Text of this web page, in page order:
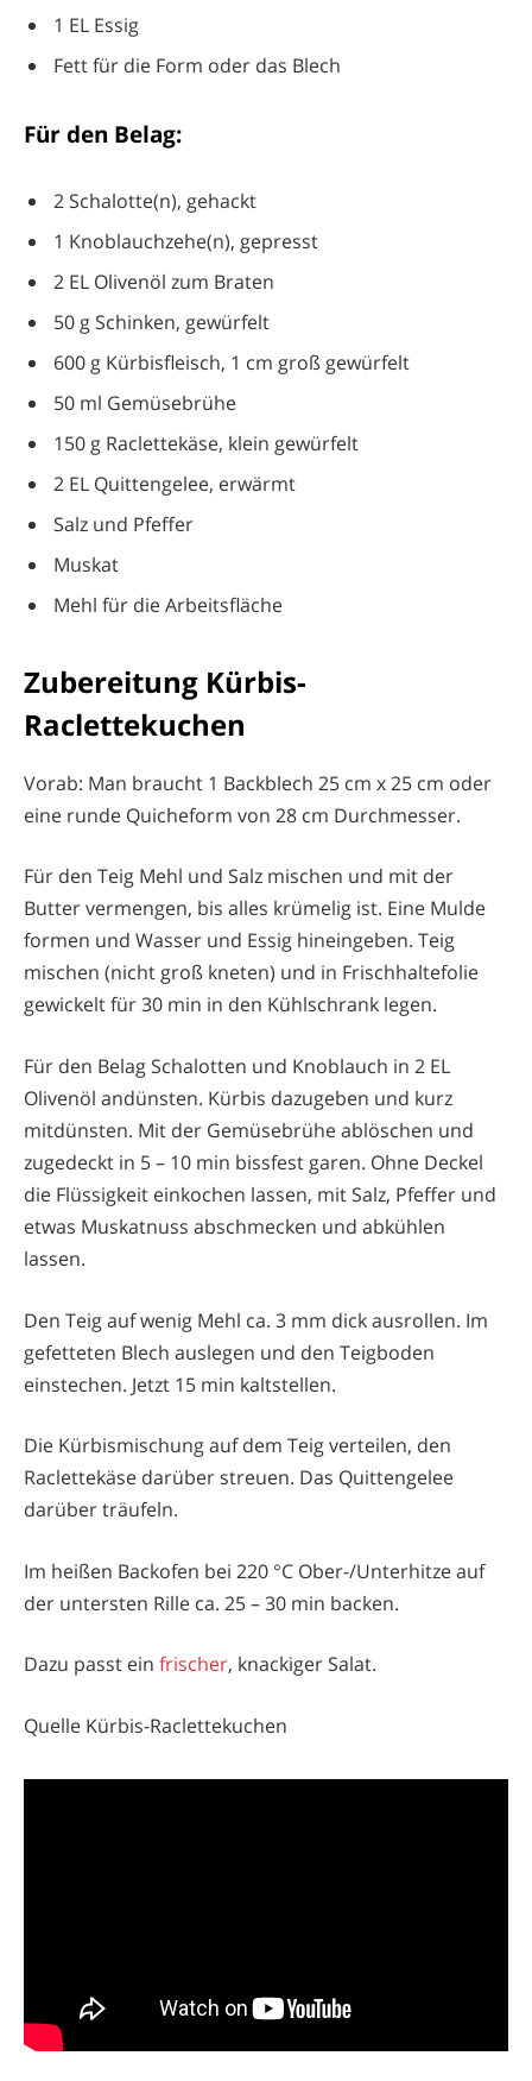
1 EL Essig
Fett für die Form oder das Blech
Für den Belag:
2 Schalotte(n), gehackt
1 Knoblauchzehe(n), gepresst
2 EL Olivenöl zum Braten
50 g Schinken, gewürfelt
600 g Kürbisfleisch, 1 cm groß gewürfelt
50 ml Gemüsebrühe
150 g Raclettekäse, klein gewürfelt
2 EL Quittengelee, erwärmt
Salz und Pfeffer
Muskat
Mehl für die Arbeitsfläche
Zubereitung Kürbis-
Raclettekuchen
Vorab: Man braucht 1 Backblech 25 cm x 25 cm oder
eine runde Quicheform von 28 cm Durchmesser.
Für den Teig Mehl und Salz mischen und mit der
Butter vermengen, bis alles krümelig ist. Eine Mulde
formen und Wasser und Essig hineingeben. Teig
mischen (nicht groß kneten) und in Frischhaltefolie
gewickelt für 30 min in den Kühlschrank legen.
Für den Belag Schalotten und Knoblauch in 2 EL
Olivenöl andünsten. Kürbis dazugeben und kurz
mitdünsten. Mit der Gemüsebrühe ablöschen und
zugedeckt in 5 – 10 min bissfest garen. Ohne Deckel
die Flüssigkeit einkochen lassen, mit Salz, Pfeffer und
etwas Muskatnuss abschmecken und abkühlen
lassen.
Den Teig auf wenig Mehl ca. 3 mm dick ausrollen. Im
gefetteten Blech auslegen und den Teigboden
einstechen. Jetzt 15 min kaltstellen.
Die Kürbismischung auf dem Teig verteilen, den
Raclettekäse darüber streuen. Das Quittengelee
darüber träufeln.
Im heißen Backofen bei 220 °C Ober-/Unterhitze auf
der untersten Rille ca. 25 – 30 min backen.
Dazu passt ein frischer, knackiger Salat.
Quelle Kürbis-Raclettekuchen